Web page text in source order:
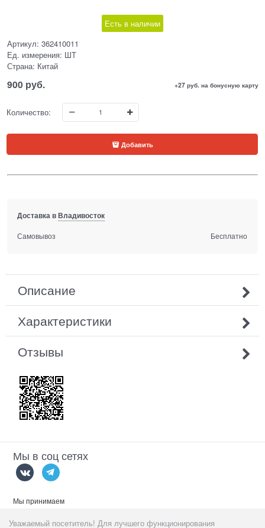
Есть в наличии
Артикул: 362410011
Ед. измерения: ШТ
Страна: Китай
900 руб. +27 руб. на бонусную карту
Количество:
Добавить
Доставка вВладивосток
Самовывоз Бесплатно
Описание
Характеристики
Отзывы
Мы в соц сетях
Мы принимаем
Уважаемый посетитель! Для лучшего функционирования